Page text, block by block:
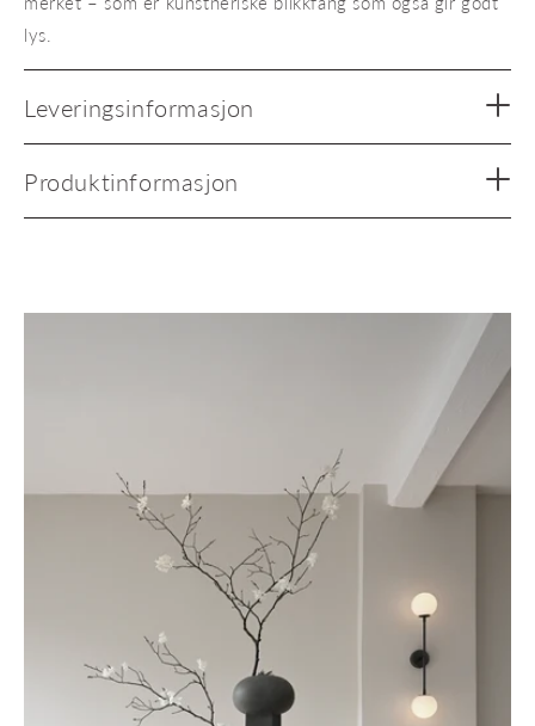
lys.
Leveringsinformasjon
Produktinformasjon